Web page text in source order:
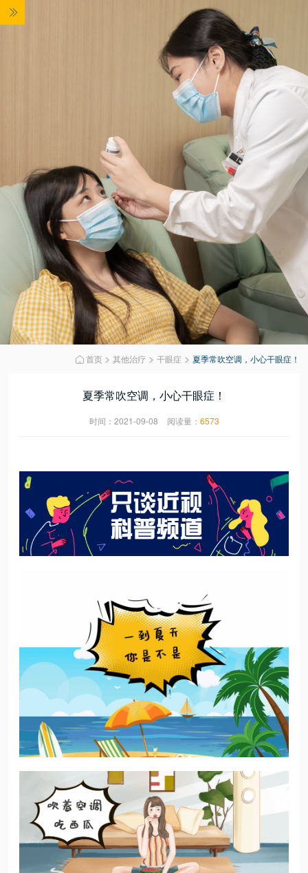
 首页 > 其他治疗 > 干眼症 > 夏季常吹空调，小心干眼症！
夏季常吹空调，小心干眼症！
时间：2021-09-08 阅读量： 6573